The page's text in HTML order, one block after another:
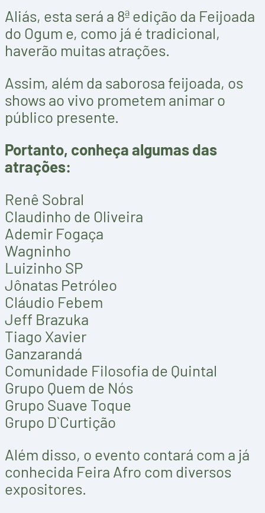
Aliás, esta será a 8ª edição da Feijoada
do Ogum e, como já é tradicional,
haverão muitas atrações.
Assim, além da saborosa feijoada, os
shows ao vivo prometem animar o
público presente.
Portanto, conheça algumas das
atrações:
Renê Sobral
Claudinho de Oliveira
Ademir Fogaça
Wagninho
Luizinho SP
Jônatas Petróleo
Cláudio Febem
Jeff Brazuka
Tiago Xavier
Ganzarandá
Comunidade Filosofia de Quintal
Grupo Quem de Nós
Grupo Suave Toque
Grupo D`Curtição
Além disso, o evento contará com a já
conhecida Feira Afro com diversos
expositores.